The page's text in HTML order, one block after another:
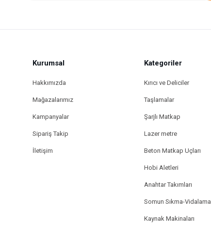
Kurumsal
Hakkımızda
Mağazalarımız
Kampanyalar
Sipariş Takip
İletişim
Kategoriler
Kırıcı ve Deliciler
Taşlamalar
Şarjlı Matkap
Lazer metre
Beton Matkap Uçları
Hobi Aletleri
Anahtar Takımları
Somun Sıkma-Vidalama
Kaynak Makinaları